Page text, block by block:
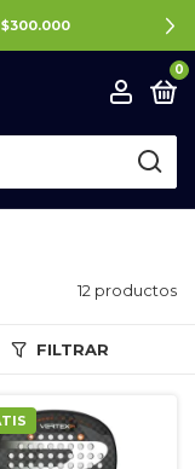
$300.000
0
12 productos
FILTRAR